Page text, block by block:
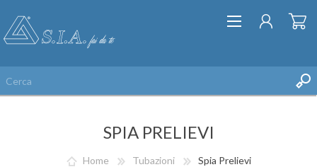
SPIA PRELIEVI
Home Tubazioni Spia Prelievi